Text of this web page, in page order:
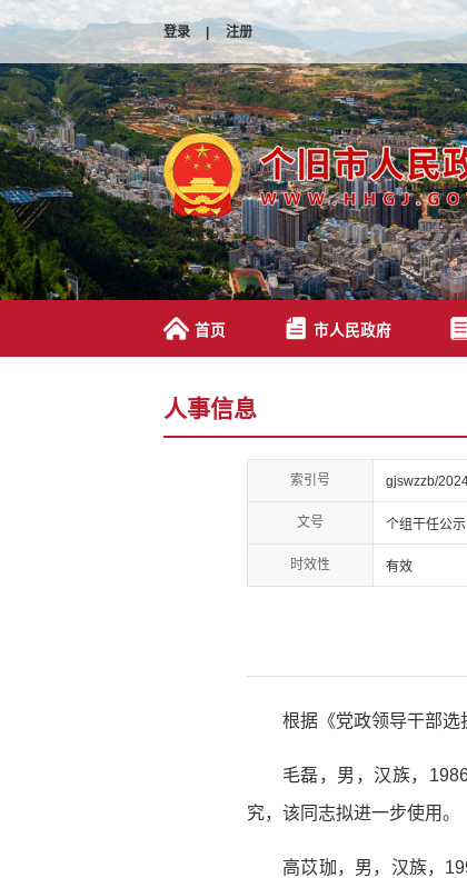
登录 | 注册
首页 市人民政府
人事信息
索引号 gjswzzb/
文号 个组干任公
时效性 有效
根据《党政领导干部选
毛磊，男，汉族，
究，该同志拟进一步使用。
高苡珈，男，汉族，